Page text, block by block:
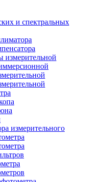
и спектральных
измерительной
измерительного